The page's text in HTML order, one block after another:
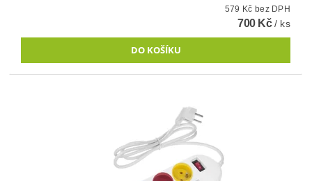
579 Kč bez DPH
700 Kč/ ks